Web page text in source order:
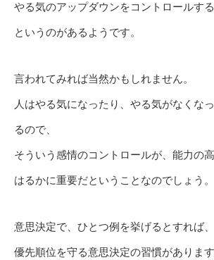
やる気のアップダウンをコントロールす
というのがあるようです。
言われてみれば当然かもしれません。
人はやる気になったり、やる気がなくな
るので、
そういう感情のコントロールが、能力の
はるかに重要だということなのでしょう。
意思決定で、ひとつ例を挙げるとすれば、
優先順位を守る意思決定の習慣があります